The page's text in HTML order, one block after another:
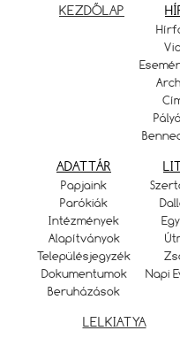
KEZDŐLAP
ADATTÁR
Papjaink
Parókiák
Intézmények
Alapítványok
Településjegyzék
Dokumentumok
Beruházások
Napi
LELKIATYA